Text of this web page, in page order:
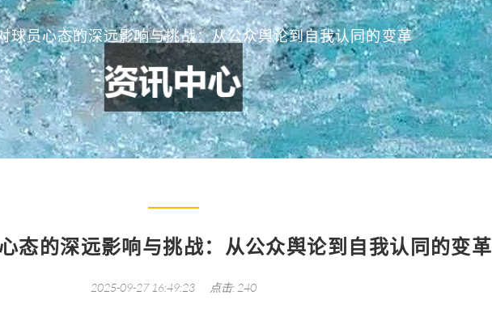
球员心态的深远影响与挑战：从公众舆论到自我认同的变革
态的深远影响与挑战：从公众舆论到自我认同的变革
2025-09-27 16:49:23 点击: 240